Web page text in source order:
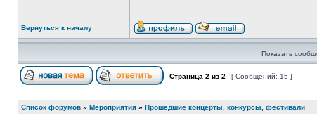
Вернуться к началу
Показать
Страница 2 из 2 [ Сообщений: 15 ]
Список форумов » Мероприятия » Прошедшие концерты, конкурсы, фестивали